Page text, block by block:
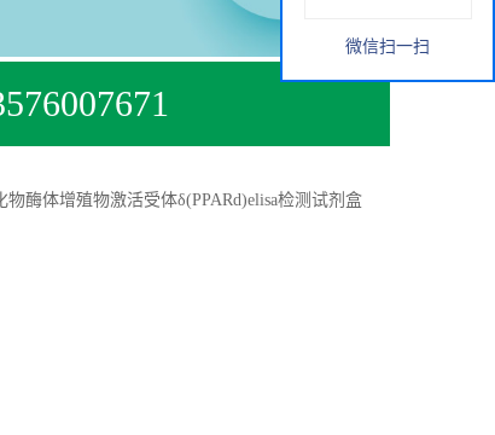
物酶体增殖物激活受体δ(PPARd)elisa检测试剂盒
微信扫一扫